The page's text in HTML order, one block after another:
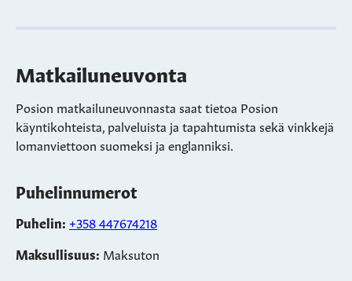
Matkailuneuvonta
Posion matkailuneuvonnasta saat tietoa Posion
käyntikohteista, palveluista ja tapahtumista sekä vinkkejä
lomanviettoon suomeksi ja englanniksi.
Puhelinnumerot
Puhelin: +358 447674218
Maksullisuus: Maksuton